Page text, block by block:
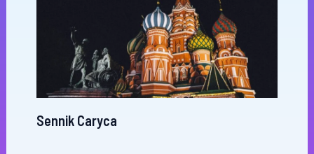
Sennik Caryca